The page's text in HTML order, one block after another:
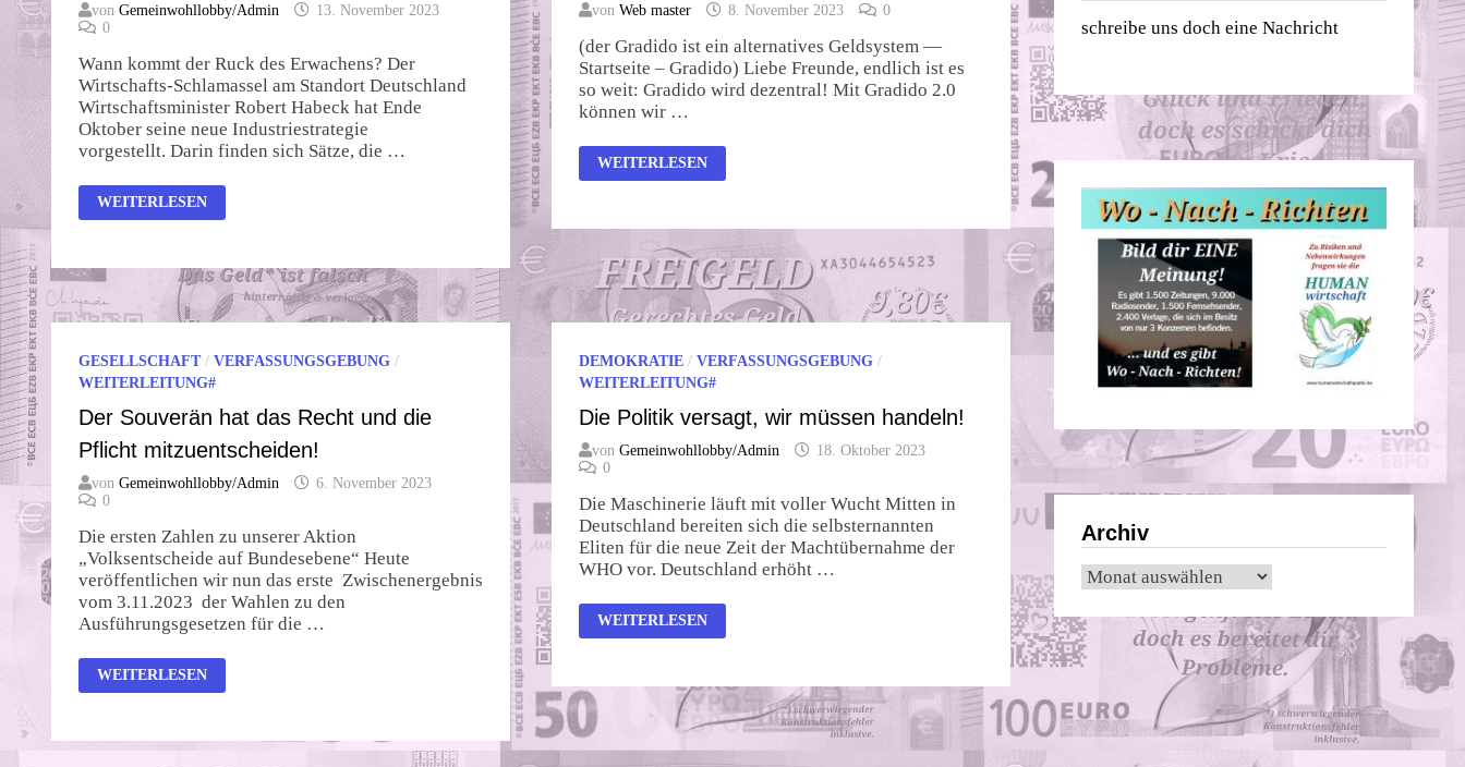
von Gemeinwohllobby/Admin
13. November 2023
0
Wann kommt der Ruck des Erwachens? Der
Wirtschafts-Schlamassel am Standort Deutschland
Wirtschaftsminister Robert Habeck hat Ende
Oktober seine neue Industriestrategie
vorgestellt. Darin finden sich Sätze, die …
DAS
ERWACHEN
WEITERLESEN
von Web master 8. November 2023 0
(der Gradido ist ein alternatives Geldsystem —
Startseite – Gradido) Liebe Freunde, endlich ist es
so weit: Gradido wird dezentral! Mit Gradido 2.0
können wir …
NEUES
VOM
WEITERLESEN
GESELLSCHAFT/ VERFASSUNGSGEBUNG /
WEITERLEITUNG#
Der Souverän hat das Recht und die
Pflicht mitzuentscheiden!
von Gemeinwohllobby/Admin
6. November 2023
0
Die ersten Zahlen zu unserer Aktion
„Volksentscheide auf Bundesebene“ Heute
veröffentlichen wir nun das erste Zwischenergebnis
vom 3.11.2023 der Wahlen zu den
Ausführungsgesetzen für die …
DER
SOUVERÄN
UND
WEITERLESEN
DEMOKRATIE/ VERFASSUNGSGEBUNG/
WEITERLEITUNG#
Die Politik versagt, wir müssen handeln!
von Gemeinwohllobby/Admin
18. Oktober 2023
0
Die Maschinerie läuft mit voller Wucht Mitten in
Deutschland bereiten sich die selbsternannten
Eliten für die neue Zeit der Machtübernahme der
WHO vor. Deutschland erhöht …
DIE
POLITIK
HANDELN!
WEITERLESEN
schreibe uns doch eine Nachricht
Archiv
Archiv